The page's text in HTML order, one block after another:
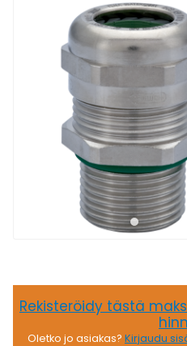
Rekisteröidy tästä
Oletko jo asiakas? Kirjaudu